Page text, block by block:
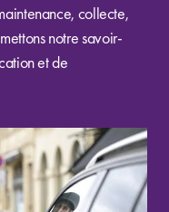
collecte,
notre savoir-
et de